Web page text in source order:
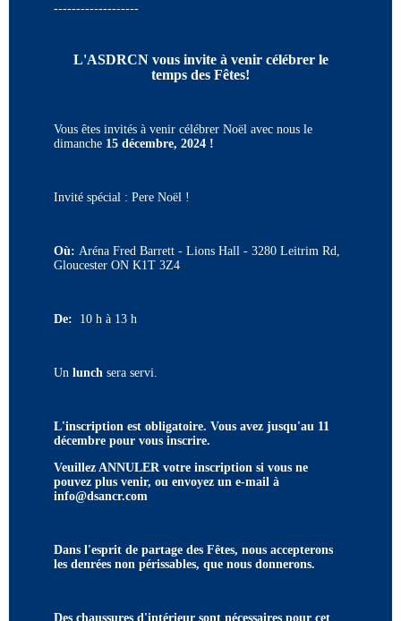
-------------------
L'ASDRCN vous invite à venir célébrer le
temps des Fêtes!
Vous êtes invités à venir célébrer Noël avec nous le
dimanche 15 décembre, 2024 !
Invité spécial : Pere Noël !
Où: Aréna Fred Barrett - Lions Hall - 3280 Leitrim Rd,
Gloucester ON K1T 3Z4
De: 10 h à 13 h
Un lunch sera servi.
L'inscription est obligatoire. Vous avez jusqu'au 11
décembre pour vous inscrire.
Veuillez ANNULER votre inscription si vous ne
pouvez plus venir, ou envoyez un e-mail à
info@dsancr.com
Dans l'esprit de partage des Fêtes, nous accepterons
les denrées non périssables, que nous donnerons.
Des chaussures d'intérieur sont nécessaires pour cet